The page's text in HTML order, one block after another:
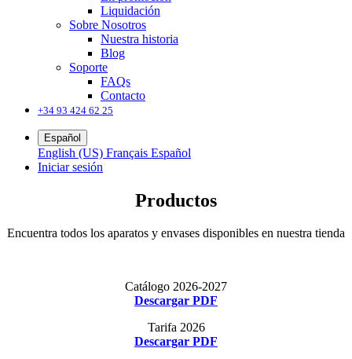
Liquidación
Sobre Nosotros
Nuestra historia
Blog
Soporte
FAQs
Contacto
+34 93 424 62 25
Español
English (US) Français Español
Iniciar sesión
Productos
Encuentra todos los aparatos y envases disponibles en nuestra tienda
Catálogo 2026-2027
Descargar PDF
Tarifa 2026
Descargar PDF